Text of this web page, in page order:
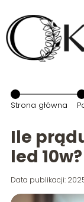
Strona główna
Ile
led 10w?
Data publikacji: